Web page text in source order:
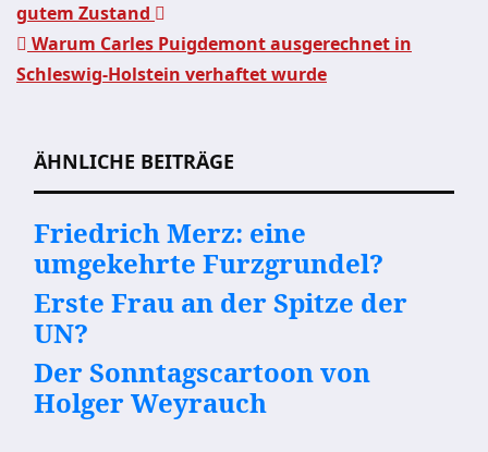
Beitragsnavigation
gutem Zustand
Warum Carles Puigdemont ausgerechnet in
Schleswig-Holstein verhaftet wurde
ÄHNLICHE BEITRÄGE
Friedrich Merz: eine
umgekehrte Furzgrundel?
Erste Frau an der Spitze der
UN?
Der Sonntagscartoon von
Holger Weyrauch